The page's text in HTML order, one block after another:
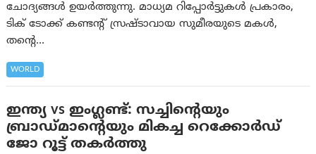
ചോദ്യങ്ങൾ ഉയർത്തുന്നു. മാധ്യമ റിപ്പോർട്ടുകൾ പ്രകാരം,
ടിക് ടോക്ക് കണ്ടന്റ് സ്രഷ്ടാവായ സുമീരയുടെ മകൾ,
തന്റെ…
WORLD
ഇന്ത്യ vs ഇംഗ്ലണ്ട്: സച്ചിന്റെയും
ബ്രാഡ്മാന്റെയും മികച്ച റെക്കോർഡ്
ജോ റൂട്ട് തകർത്തു